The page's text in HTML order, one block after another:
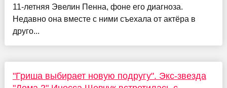
11-летняя Эвелин Пенна, фоне его диагноза.
Недавно она вместе с ними съехала от актёра в
друго...
"Гриша выбирает новую подругу". Экс-звезда